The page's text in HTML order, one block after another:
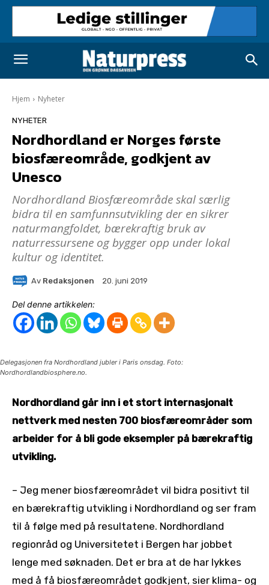
Hjem Nyheter
NYHETER
Nordhordland er Norges første
biosfæreområde, godkjent av
Unesco
Nordhordland Biosfæreområde skal særlig
bidra til en samfunnsutvikling der en sikrer
naturmangfoldet, bærekraftig bruk av
naturressursene og bygger opp under lokal
kultur og identitet.
Av Redaksjonen 20. juni 2019
Del denne artikkelen:
Delegasjonen fra Nordhordland jubler i Paris onsdag. Foto:
Nordhordlandbiosphere.no.
Nordhordland går inn i et stort internasjonalt
nettverk med nesten 700 biosfæreområder som
arbeider for å bli gode eksempler på bærekraftig
utvikling.
– Jeg mener biosfæreområdet vil bidra positivt til
en bærekraftig utvikling i Nordhordland og ser fram
til å følge med på resultatene. Nordhordland
regionråd og Universitetet i Bergen har jobbet
lenge med søknaden. Det er bra at de har lykkes
med å få biosfæreområdet godkjent, sier klima- og